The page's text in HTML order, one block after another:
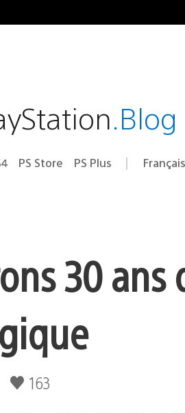
.Blog
PS Store PS Plus Choisir
Région
Français
30
163